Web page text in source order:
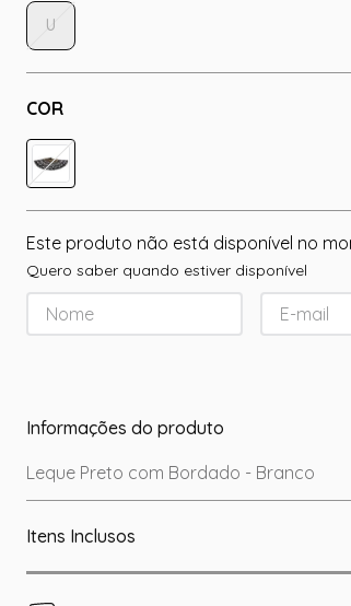
COR
U
Este produto não está disponível no
Quero saber quando estiver disponível
Informações do produto
Leque Preto com Bordado - Branco
Itens Inclusos